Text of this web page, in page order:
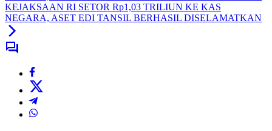
KEJAKSAAN RI SETOR Rp1,03 TRILIUN KE KAS
NEGARA, ASET EDI TANSIL BERHASIL DISELAMATKAN